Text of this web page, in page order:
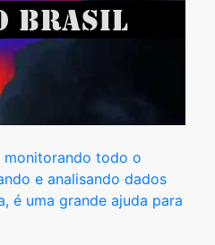
monitorando todo o
e analisando dados
é uma grande ajuda para